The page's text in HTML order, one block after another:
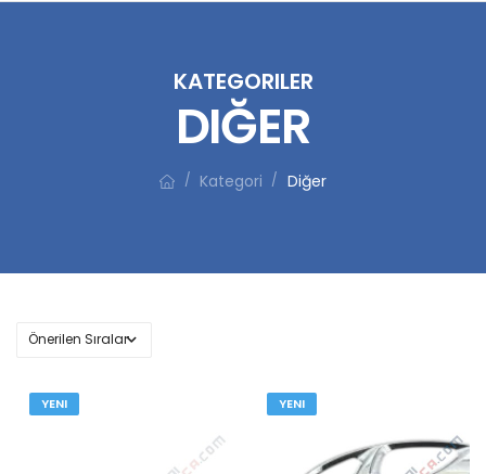
KATEGORILER
DIĞER
/ Kategori / Diğer
YENI YENI